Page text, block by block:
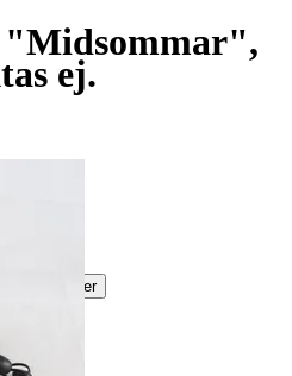
"Midsommar",
ej.
Läs mer